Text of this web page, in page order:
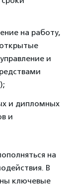
на работу,
и
и дипломных
и
на
В
ключевые